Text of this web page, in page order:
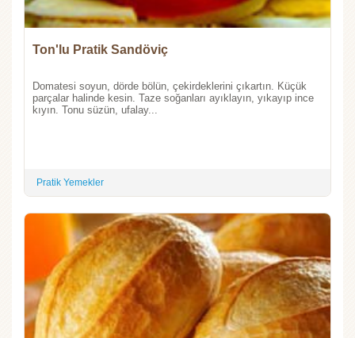
Ton'lu Pratik Sandöviç
Domatesi soyun, dörde bölün, çekirdeklerini çıkartın. Küçük
parçalar halinde kesin. Taze soğanları ayıklayın, yıkayıp ince
kıyın. Tonu süzün, ufalay...
Pratik Yemekler